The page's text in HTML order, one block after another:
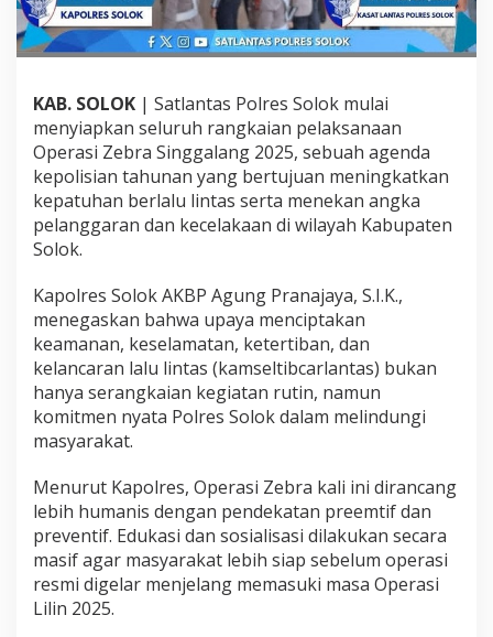
t
a
s
k
u
s
T
e
k
a
e
l
a
n
g
g
a
d
a
n
e
c
KAB. SOLOK | Satlantas Polres Solok mulai
menyiapkan seluruh rangkaian pelaksanaan
Operasi Zebra Singgalang 2025, sebuah agenda
kepolisian tahunan yang bertujuan meningkatkan
kepatuhan berlalu lintas serta menekan angka
pelanggaran dan kecelakaan di wilayah Kabupaten
Solok.
Kapolres Solok AKBP Agung Pranajaya, S.I.K.,
menegaskan bahwa upaya menciptakan
keamanan, keselamatan, ketertiban, dan
kelancaran lalu lintas (kamseltibcarlantas) bukan
hanya serangkaian kegiatan rutin, namun
komitmen nyata Polres Solok dalam melindungi
masyarakat.
Menurut Kapolres, Operasi Zebra kali ini dirancang
lebih humanis dengan pendekatan preemtif dan
preventif. Edukasi dan sosialisasi dilakukan secara
masif agar masyarakat lebih siap sebelum operasi
resmi digelar menjelang memasuki masa Operasi
Lilin 2025.